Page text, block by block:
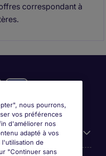
correspondant à
nous pourrons,
vos préférences
d'améliorer nos
adapté à vos
de
"Continuer sans